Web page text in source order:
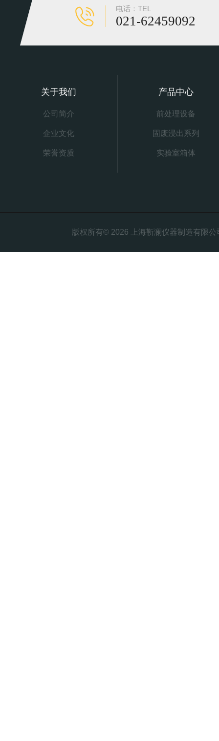
电话：TEL
021-62459092
关于我们
公司简介
企业文化
荣誉资质
产品中心
前处理设备
固废浸出系列
实验室箱体
版权所有© 2026 上海靳澜仪器制造有限